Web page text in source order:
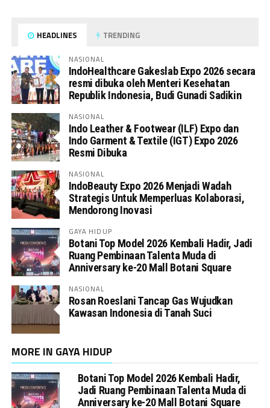
HEADLINES TRENDING
NASIONAL
IndoHealthcare Gakeslab Expo 2026 secara
resmi dibuka oleh Menteri Kesehatan
Republik Indonesia, Budi Gunadi Sadikin
NASIONAL
Indo Leather & Footwear (ILF) Expo dan
Indo Garment & Textile (IGT) Expo 2026
Resmi Dibuka
NASIONAL
IndoBeauty Expo 2026 Menjadi Wadah
Strategis Untuk Memperluas Kolaborasi,
Mendorong Inovasi
GAYA HIDUP
Botani Top Model 2026 Kembali Hadir, Jadi
Ruang Pembinaan Talenta Muda di
Anniversary ke-20 Mall Botani Square
NASIONAL
Rosan Roeslani Tancap Gas Wujudkan
Kawasan Indonesia di Tanah Suci
MORE IN GAYA HIDUP
Botani Top Model 2026 Kembali Hadir,
Jadi Ruang Pembinaan Talenta Muda di
Anniversary ke-20 Mall Botani Square